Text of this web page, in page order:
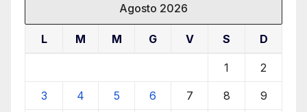
Agosto 2026
L M M G V S D
1 2
3 4 5 6 7 8 9